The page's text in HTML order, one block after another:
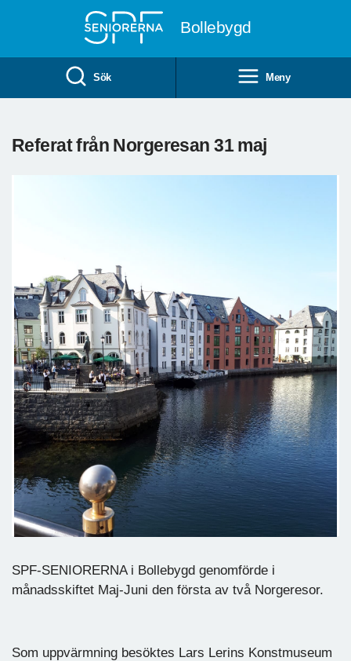
Bollebygd
Sök Meny
Referat från Norgeresan 31 maj
SPF-SENIORERNA i Bollebygd genomförde i
månadsskiftet Maj-Juni den första av två Norgeresor.
Som uppvärmning besöktes Lars Lerins Konstmuseum